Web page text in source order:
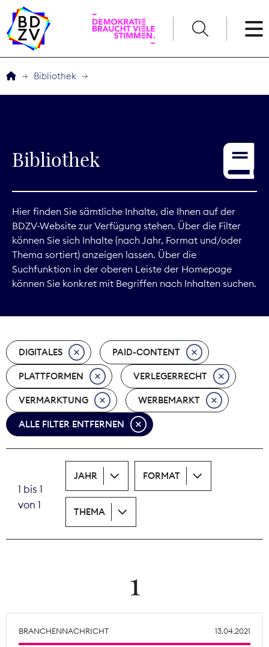
Service
Digitales
Kommunikation
Marktdaten
Nachhaltigkeit
Nachwuchs
Nova Award
Print
Wächterpreis
Bibliothek
Bibliothek
Hier finden Sie sämtliche Inhalte, die Ihnen auf der
BDZV-Website zur Verfügung stehen. Über die Filter
können Sie sich Inhalte (nach Jahr, Format und/oder
Thema sortiert) anzeigen lassen. Über die
Suchfunktion in der oberen Leiste der Homepage
können Sie konkret mit Begriffen nach Inhalten suchen.
DIGITALES PAID-CONTENT
PLATTFORMEN VERLEGERRECHT
VERMARKTUNG WERBEMARKT
ALLE FILTER ENTFERNEN
1 bis 1
von 1
JAHR FORMAT
THEMA
1
BRANCHENNACHRICHT 13.04.2021